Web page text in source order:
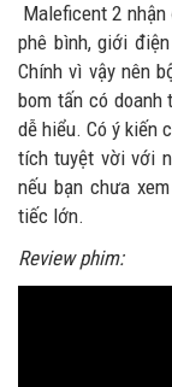
Maleficent 2
phê bình, giới
Chính vì vậy nên
bom tấn có doanh
dễ hiểu. Có ý kiến
tích tuyệt vời với
nếu bạn chưa
tiếc lớn.
Review phim: